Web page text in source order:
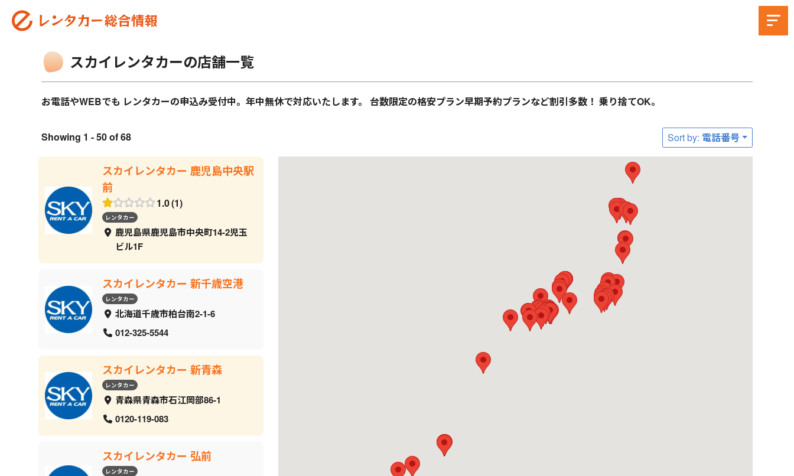
スカイレンタカーの店舗一覧
お電話やWEBでも レンタカーの申込み受付中。年中無休で対応いたします。 台数限定の格安プラン早期予約プランなど割引多数！ 乗り捨てOK。
Showing 1 - 50 of 68 Sort by: 電話番号
スカイレンタカー 鹿児島中央駅
前
1.0 1
レンタカー
鹿児島県鹿児島市中央町14-2児玉
ビル1F
スカイレンタカー 新千歳空港
レンタカー
北海道千歳市柏台南2-1-6
012-325-5544
スカイレンタカー 新青森
レンタカー
青森県青森市石江岡部86-1
0120-119-083
スカイレンタカー 弘前
レンタカー